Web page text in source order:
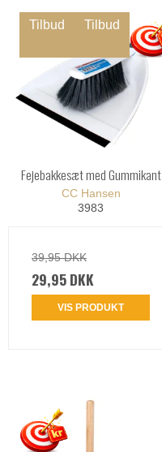
Tilbud Tilbud
Fejebakkesæt med Gummikant
CC Hansen
3983
39,95 DKK
29,95 DKK
VIS PRODUKT